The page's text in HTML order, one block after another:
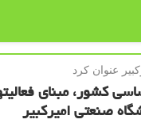
عنوان كرد
کشور، مبنای
صنعتی امیرکبیر